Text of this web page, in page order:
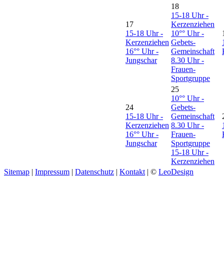
17
15-18 Uhr -
Kerzenziehen
16°° Uhr -
Jungschar
18
15-18 Uhr -
Kerzenziehen
10°° Uhr -
Gebets-
Gemeinschaft
8.30 Uhr -
Frauen-
Sportgruppe
24
15-18 Uhr -
Kerzenziehen
16°° Uhr -
Jungschar
25
10°° Uhr -
Gebets-
Gemeinschaft
8.30 Uhr -
Frauen-
Sportgruppe
15-18 Uhr -
Kerzenziehen
Sitemap | Impressum | Datenschutz | Kontakt | © LeoDesign